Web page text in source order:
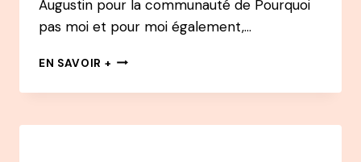
Augustin pour la communauté de Pourquoi
pas moi et pour moi également,…
EN SAVOIR + PODCAST
–
BARTHÉLEMY